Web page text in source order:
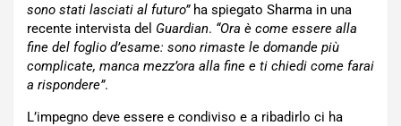
sono stati lasciati al futuro”ha spiegato Sharma in una
recente intervista del Guardian. “Ora è come essere alla
fine del foglio d’esame: sono rimaste le domande più
complicate, manca mezz’ora alla fine e ti chiedi come farai
a rispondere”.
L’impegno deve essere e condiviso e a ribadirlo ci ha